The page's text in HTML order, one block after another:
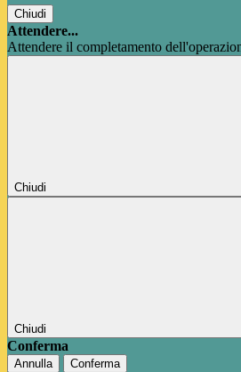
Chiudi
Attendere...
Attendere il completamento
Chiudi
Chiudi
Conferma
Annulla Conferma